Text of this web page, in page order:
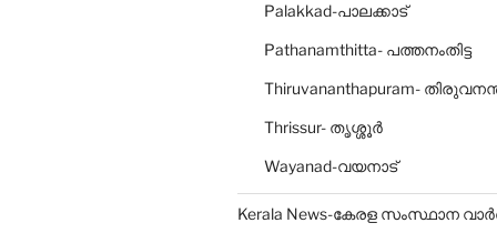
Palakkad-പാലക്കാട്‌
Pathanamthitta- പത്തനംതിട്ട
Thiruvananthapuram-
Thrissur- തൃശ്ശൂര്‍
Wayanad-വയനാട്‌
Kerala News-കേരള സംസ്ഥാന